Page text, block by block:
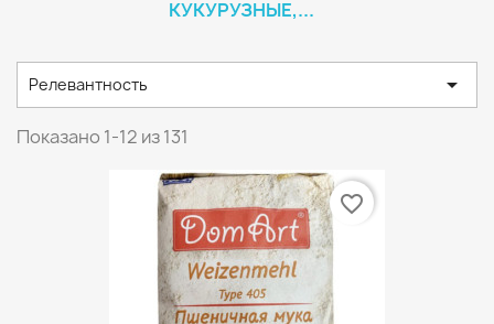
КУКУРУЗНЫЕ,...
Релевантность 
Показано 1-12 из 131
favorite_border